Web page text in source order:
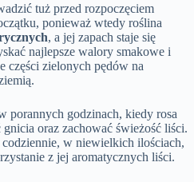
tuż przed rozpoczęciem
ponieważ wtedy roślina
, a jej zapach staje się
najlepsze walory smakowe i
części zielonych pędów na
porannych godzinach, kiedy rosa
oraz zachować świeżość liści.
w niewielkich ilościach,
z jej aromatycznych liści.